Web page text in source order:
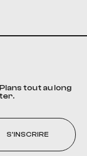
tout au long
S'INSCRIRE